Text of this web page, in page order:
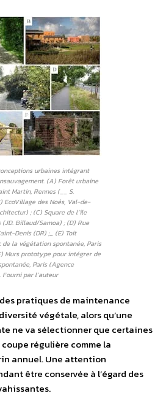
urbaines intégrant
(A) Forêt urbaine
Martin, Rennes (__ S.
EcoVillage des Noés, Val-de-
; (C) Square de l’île
(JD. Billaud/Samoa) ; (D) Rue
Denis (DR) ;_ (E) Toit
de la végétation spontanée, Paris
Murs prototype pour intégrer de
Paris (Agence
par l’auteur
pratiques de maintenance
végétale, alors qu’une
ne va sélectionner que certaines
régulière comme la
annuel. Une attention
être conservée à l’égard des